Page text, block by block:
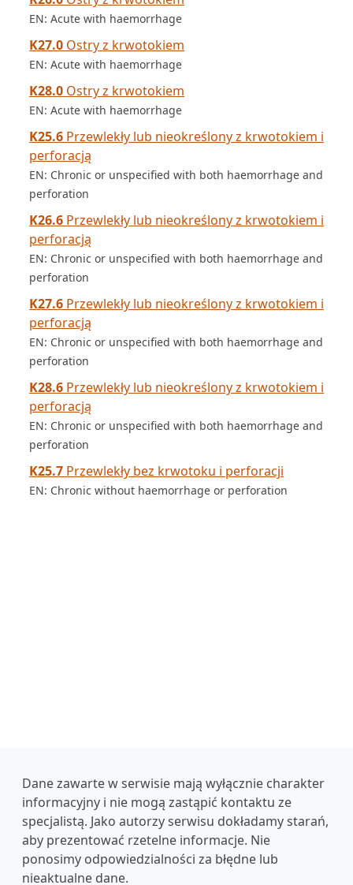
EN: Acute with haemorrhage
K27.0 Ostry z krwotokiem
EN: Acute with haemorrhage
K28.0 Ostry z krwotokiem
EN: Acute with haemorrhage
K25.6 Przewlekły lub nieokreślony z krwotokiem i
perforacją
EN: Chronic or unspecified with both haemorrhage and
perforation
K26.6 Przewlekły lub nieokreślony z krwotokiem i
perforacją
EN: Chronic or unspecified with both haemorrhage and
perforation
K27.6 Przewlekły lub nieokreślony z krwotokiem i
perforacją
EN: Chronic or unspecified with both haemorrhage and
perforation
K28.6 Przewlekły lub nieokreślony z krwotokiem i
perforacją
EN: Chronic or unspecified with both haemorrhage and
perforation
K25.7 Przewlekły bez krwotoku i perforacji
EN: Chronic without haemorrhage or perforation
Dane zawarte w serwisie mają wyłącznie charakter
informacyjny i nie mogą zastąpić kontaktu ze
specjalistą. Jako autorzy serwisu dokładamy starań,
aby prezentować rzetelne informacje. Nie
ponosimy odpowiedzialności za błędne lub
nieaktualne dane.